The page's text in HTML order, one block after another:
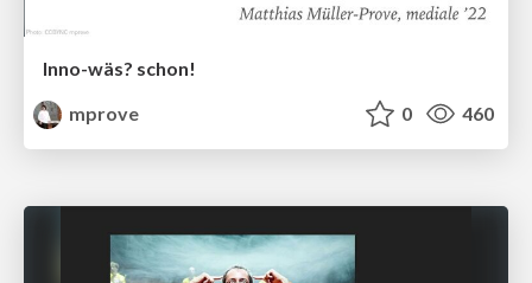
Inno-wäs? schon!
mprove
0 460